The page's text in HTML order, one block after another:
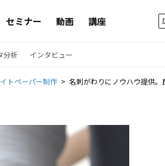
セミナー 動画 講座
分析 インタビュー
トペーパー制作 名刺がわりにノウハウ提供